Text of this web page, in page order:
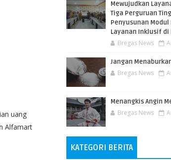
uang
Alfamart
​Mewujudkan
Tiga Perguruan
Penyusunan
Layanan Inklusif di
Bregas News
Jangan
Bregas News
Menangkis Angin
Bregas News
KATEGORI BERITA